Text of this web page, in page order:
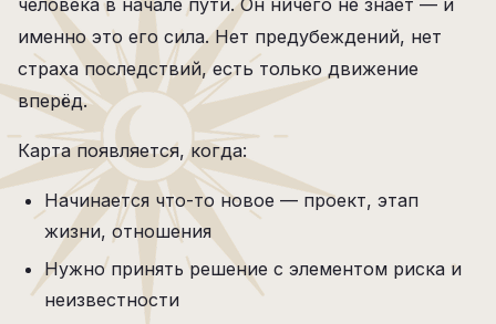
именно это его сила. Нет предубеждений, нет
страха последствий, есть только движение
вперёд.
Карта появляется, когда:
Начинается что-то новое — проект, этап
жизни, отношения
Нужно принять решение с элементом риска и
неизвестности